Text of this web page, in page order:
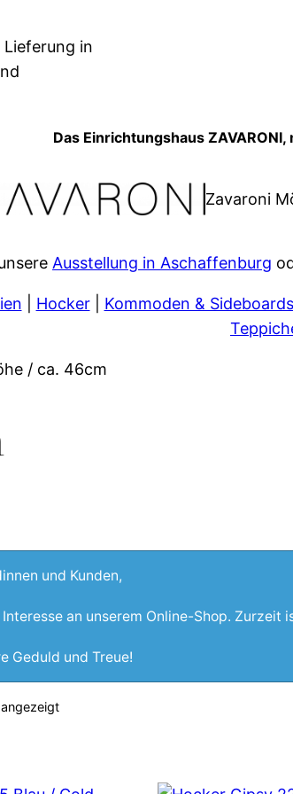
Lieferung in
Das Einrichtungshaus
Zavaroni
Ausstellung in Aschaffenburg
Hocker| Kommoden & Sideboards
/ ca. 46cm
und Kunden,
an unserem Online-Shop. Zurzeit
Geduld und Treue!